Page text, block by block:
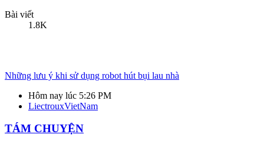
Bài viết
1.8K
Hôm nay lúc 5:26 PM
TÁM CHUYỆN
Trà quán 8 chuyện dành cho phụ nữ.